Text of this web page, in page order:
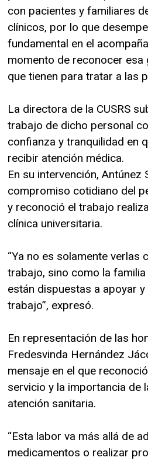
con pacientes y familiares
clínicos, por lo que
fundamental en el
momento de reconocer esa
que tienen para tratar a las
La directora de la CUSRS
trabajo de dicho personal
confianza y tranquilidad en
recibir atención médica.
En su intervención, Antúnez
compromiso cotidiano del
y reconoció el trabajo
clínica universitaria.
“Ya no es solamente verlas
trabajo, sino como la
están dispuestas a apoyar
trabajo”, expresó.
En representación de las
Fredesvinda Hernández
mensaje en el que
servicio y la importancia de
atención sanitaria.
“Esta labor va más allá de
medicamentos o realizar